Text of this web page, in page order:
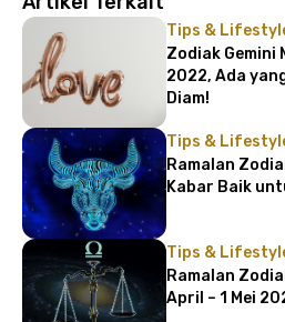
Tips &
Zodiak Gemini
2022, Ada
Diam!
Tips &
Ramalan
Kabar Baik
Tips &
Ramalan
April – 1 Mei